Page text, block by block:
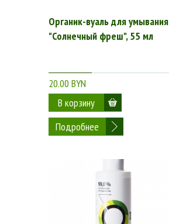
Органик-вуаль для умывания
"Солнечный фреш", 55 мл
20.00 BYN
Подробнее